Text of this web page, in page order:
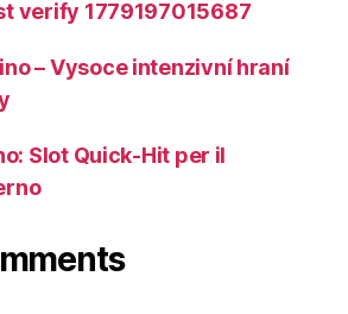
verify 1779197015687
– Vysoce intenzivní hraní
Slot Quick‑Hit per il